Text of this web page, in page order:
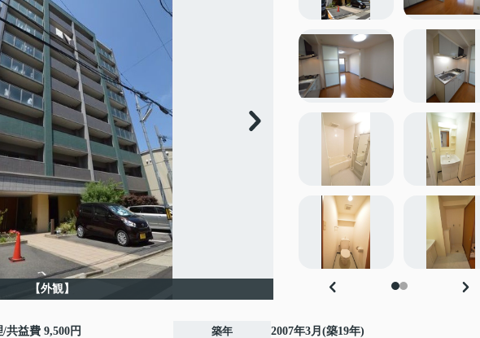
【外観】
共益費 9,500円 築年 2007年3月(築19年)